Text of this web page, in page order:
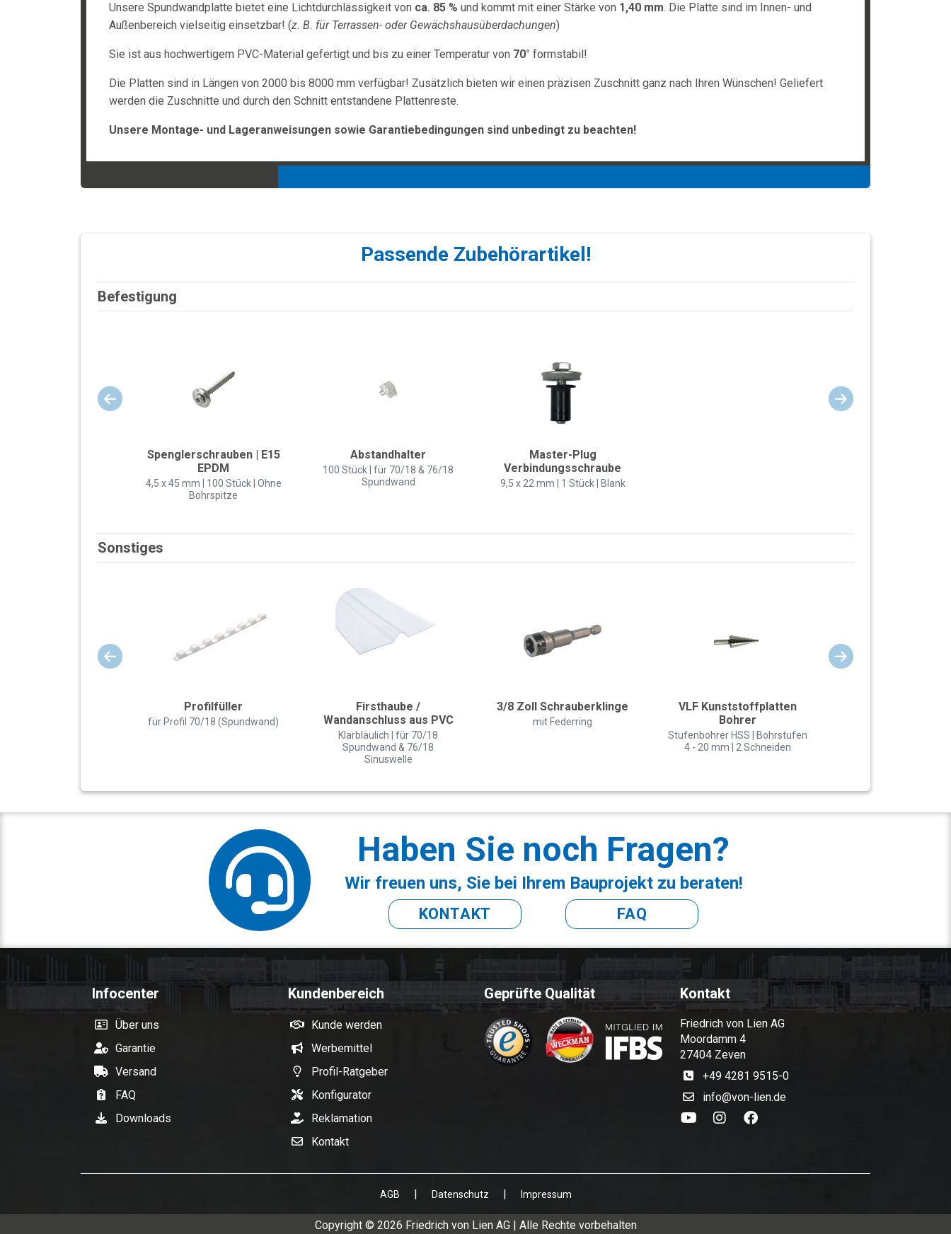
Unsere Spundwandplatte bietet eine Lichtdurchlässigkeit von ca. 85 % und kommt mit einer Stärke von 1,40 mm. Die Platte sind im Innen- und
Außenbereich vielseitig einsetzbar! (z. B. für Terrassen- oder Gewächshausüberdachungen)
Sie ist aus hochwertigem PVC-Material gefertigt und bis zu einer Temperatur von 70° formstabil!
Die Platten sind in Längen von 2000 bis 8000 mm verfügbar! Zusätzlich bieten wir einen präzisen Zuschnitt ganz nach Ihren Wünschen! Geliefert
werden die Zuschnitte und durch den Schnitt entstandene Plattenreste.
Unsere Montage- und Lageranweisungen sowie Garantiebedingungen sind unbedingt zu beachten!
Passende Zubehörartikel!
Befestigung
Spenglerschrauben | E15
EPDM
4,5 x 45 mm | 100 Stück | Ohne
Bohrspitze
Abstandhalter
100 Stück | für 70/18 & 76/18
Spundwand
Master-Plug
Verbindungsschraube
9,5 x 22 mm | 1 Stück | Blank
Sonstiges
Profilfüller
für Profil 70/18 (Spundwand)
Firsthaube /
Wandanschluss aus PVC
Klarbläulich | für 70/18
Spundwand & 76/18
Sinuswelle
3/8 Zoll Schrauberklinge
mit Federring
VLF Kunststoffplatten
Bohrer
Stufenbohrer HSS | Bohrstufen
4 - 20 mm | 2 Schneiden
Haben Sie noch Fragen?
Wir freuen uns, Sie bei Ihrem Bauprojekt zu beraten!
KONTAKT FAQ
Infocenter
Über uns
Garantie
Versand
FAQ
Downloads
Kundenbereich
Kunde werden
Werbemittel
Profil-Ratgeber
Konfigurator
Reklamation
Kontakt
Geprüfte Qualität Kontakt
Friedrich von Lien AG
Moordamm 4
27404 Zeven
+49 4281 9515-0
info@von-lien.de
AGB Datenschutz Impressum
Copyright © 2026 Friedrich von Lien AG | Alle Rechte vorbehalten